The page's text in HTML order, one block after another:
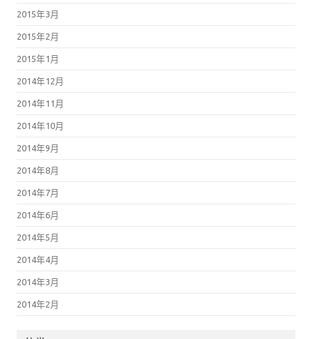
2015年3月
2015年2月
2015年1月
2014年12月
2014年11月
2014年10月
2014年9月
2014年8月
2014年7月
2014年6月
2014年5月
2014年4月
2014年3月
2014年2月